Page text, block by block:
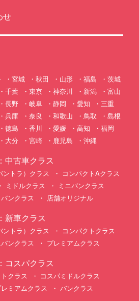
せ
宮城 秋田 山形 福島
茨城
千葉 東京 神奈川 新潟
富山
長野 岐阜 静岡 愛知
三重
兵庫 奈良 和歌山 鳥取
島根
徳島 香川 愛媛 高知
福岡
大分 宮崎 鹿児島 沖縄
中古車クラス
ントラ）クラス
コンパクトAクラス
ミドルクラス
ミニバンクラス
バンクラス 店舗オリジナル
新車クラス
ントラ）クラス
コンパクトクラス
バンクラス プレミアムクラス
コスパクラス
クラス
コスパミドルクラス
ミアムクラス バンクラス